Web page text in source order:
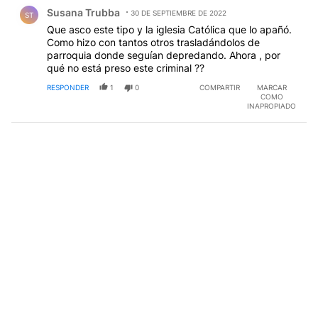
ST Susana Trubba 30 DE SEPTIEMBRE DE 2022
Que asco este tipo y la iglesia Católica que lo apañó.
Como hizo con tantos otros trasladándolos de
parroquia donde seguían depredando. Ahora , por
qué no está preso este criminal ??
RESPONDER 1 0 COMPARTIR
MARCAR
COMO
INAPROPIADO